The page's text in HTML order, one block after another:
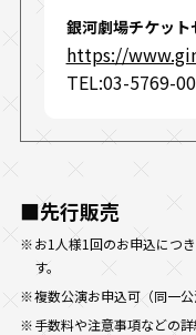
銀河劇場チケット
https://
TEL:03-5769-
■先行販売
お1人様1回のお申込につ
す。
複数公演お申込可（同一
手数料や注意事項などの